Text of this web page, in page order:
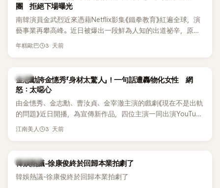
智英兩位女成員，以及張錫炫、Chris Kim 兩位男成員組成。不
過後來爆出長達四年的團內霸凌風波，甚至傳出徐智英母親對
李智惠言語辱罵、動手等爭議，最終團體於 2002 年解散。 團
體解散後，李智惠轉型 solo，靠著綜藝與歌唱實力持續活躍演
藝圈。據悉，她當年能加入 S#arp，也與 李尚敏 的賞識有關。
感情方面，李智惠於 2017 年與圈外男友結婚，婚後育有兩個
目，她經營的 YouTube 頻道也即將突破百萬訂閱，近年內容深
受網友喜愛，再度迎來事業第二春。
團 拒絕下場曝光
南韓演員金武烈近來憑藉Netflix影集《鐵拳教育》紅遍全球，演
藝事業再攀高峰。近日被爆出一段鮮為人知的出道祕辛，原來
他當年差點不是以演員身分出道，而是成為男團偶像的一員。
年糕歐巴 3 天前
韓星
金志勳誇金憓秀「身材太驚人」！一句話遭轟物化女性 網
怒：太噁心
由金憓秀、金志勳、曹汝貞、金宰澈主演的戲劇《現在不是出軌
的問題》近日開播，為宣傳新作品，四位主演一同出演YouTube
節目，不料訪談中的一段發言卻意外掀起爭議。不少網友認
江南美人 3 天前
熱議討論
韓娛熱議-徐康俊終於回歸本業拍劇了
韓娛熱議-徐康俊終於回歸本業拍劇了